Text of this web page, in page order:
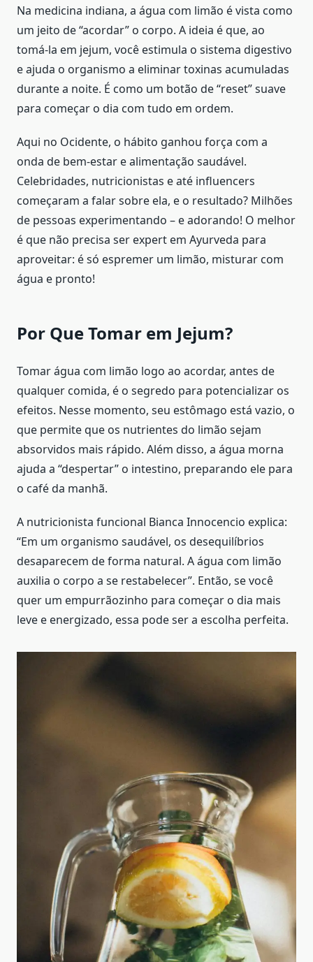
Na medicina indiana, a água com limão é vista como
um jeito de “acordar” o corpo. A ideia é que, ao
tomá-la em jejum, você estimula o sistema digestivo
e ajuda o organismo a eliminar toxinas acumuladas
durante a noite. É como um botão de “reset” suave
para começar o dia com tudo em ordem.
Aqui no Ocidente, o hábito ganhou força com a
onda de bem-estar e alimentação saudável.
Celebridades, nutricionistas e até influencers
começaram a falar sobre ela, e o resultado? Milhões
de pessoas experimentando – e adorando! O melhor
é que não precisa ser expert em Ayurveda para
aproveitar: é só espremer um limão, misturar com
água e pronto!
Por Que Tomar em Jejum?
Tomar água com limão logo ao acordar, antes de
qualquer comida, é o segredo para potencializar os
efeitos. Nesse momento, seu estômago está vazio, o
que permite que os nutrientes do limão sejam
absorvidos mais rápido. Além disso, a água morna
ajuda a “despertar” o intestino, preparando ele para
o café da manhã.
A nutricionista funcional Bianca Innocencio explica:
“Em um organismo saudável, os desequilíbrios
desaparecem de forma natural. A água com limão
auxilia o corpo a se restabelecer”. Então, se você
quer um empurrãozinho para começar o dia mais
leve e energizado, essa pode ser a escolha perfeita.